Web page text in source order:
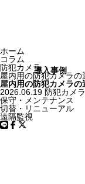
導入事例
ホーム
コラム
防犯カメラ
屋内用の防犯カメラ
屋内用の防犯カメラ
2026.06.19 防犯カメラ
保守・メンテナンス
切替・リニューアル
遠隔監視